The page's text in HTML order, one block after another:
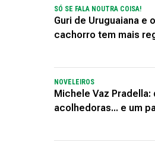
SÓ SE FALA NOUTRA COISA!
Guri de Uruguaiana e
cachorro tem mais
NOVELEIROS
Michele Vaz
acolhedoras... e um